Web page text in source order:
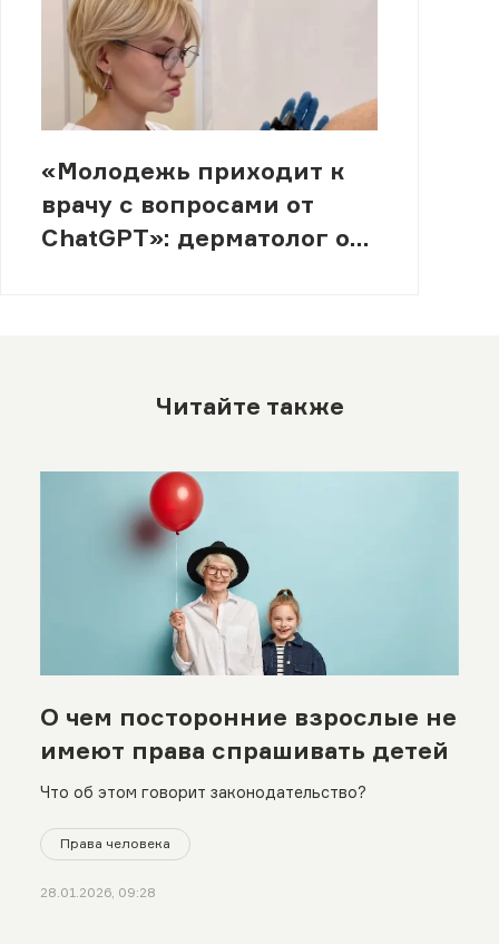
«Молодежь приходит к
врачу с вопросами от
ChatGPT»: дерматолог о
Читайте также
О чем посторонние взрослые не
имеют права спрашивать детей
Что об этом говорит законодательство?
Права человека
28.01.2026, 09:28